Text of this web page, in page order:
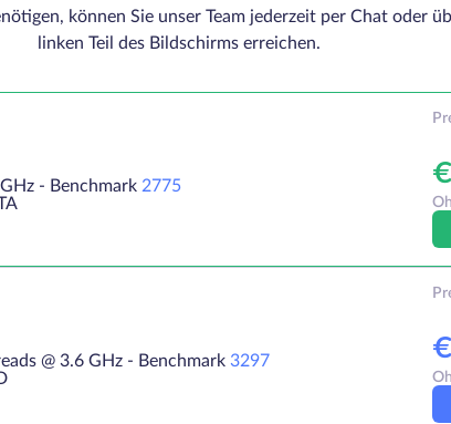
können Sie unser Team jederzeit per Chat oder
linken Teil des Bildschirms erreichen.
- Benchmark 2775 €
@ 3.6 GHz - Benchmark 3297 €